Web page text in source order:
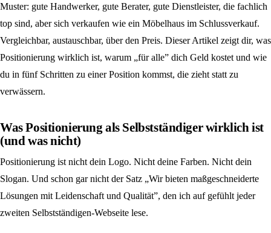
Muster: gute Handwerker, gute Berater, gute Dienstleister, die fachlich
top sind, aber sich verkaufen wie ein Möbelhaus im Schlussverkauf.
Vergleichbar, austauschbar, über den Preis. Dieser Artikel zeigt dir, was
Positionierung wirklich ist, warum „für alle” dich Geld kostet und wie
du in fünf Schritten zu einer Position kommst, die zieht statt zu
verwässern.
Was Positionierung als Selbstständiger wirklich ist
(und was nicht)
Positionierung ist nicht dein Logo. Nicht deine Farben. Nicht dein
Slogan. Und schon gar nicht der Satz „Wir bieten maßgeschneiderte
Lösungen mit Leidenschaft und Qualität”, den ich auf gefühlt jeder
zweiten Selbstständigen-Webseite lese.